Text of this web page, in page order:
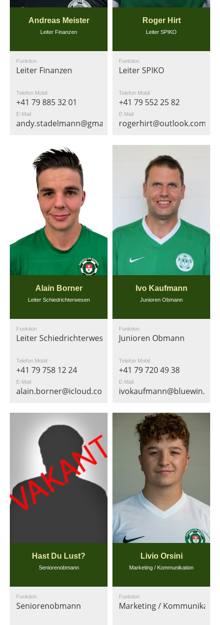
Andreas Meister
Leiter Finanzen
Funktion
Leiter Finanzen
Telefon Mobil
+41 79 885 32 01
E-Mail
andy.stadelmann@gmail.com
Roger Hirt
Leiter SPIKO
Funktion
Leiter SPIKO
Telefon Mobil
+41 79 552 25 82
E-Mail
rogerhirt@outlook.com
Alain Borner
Leiter Schiedrichterwesen
Funktion
Leiter Schiedrichterwesen
Telefon Mobil
+41 79 758 12 24
E-Mail
alain.borner@icloud.com
Ivo Kaufmann
Junioren Obmann
Funktion
Junioren Obmann
Telefon Mobil
+41 79 720 49 38
E-Mail
ivokaufmann@bluewin.ch
Hast Du Lust?
Seniorenobmann
Funktion
Seniorenobmann
Livio Orsini
Marketing / Kommunikation
Funktion
Marketing /